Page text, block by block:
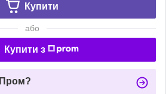
Купити
або
Купити з
Пром?